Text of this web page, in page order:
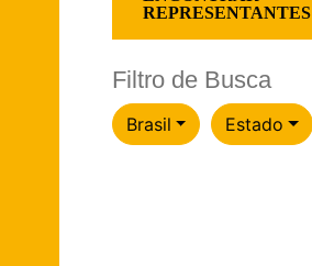
REPRESENTANTES
Filtro de Busca
PaísBrasil Estado
Estado